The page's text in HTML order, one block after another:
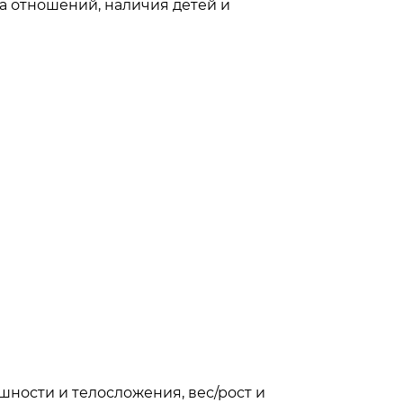
отношений, наличия детей и
и телосложения, вес/рост и